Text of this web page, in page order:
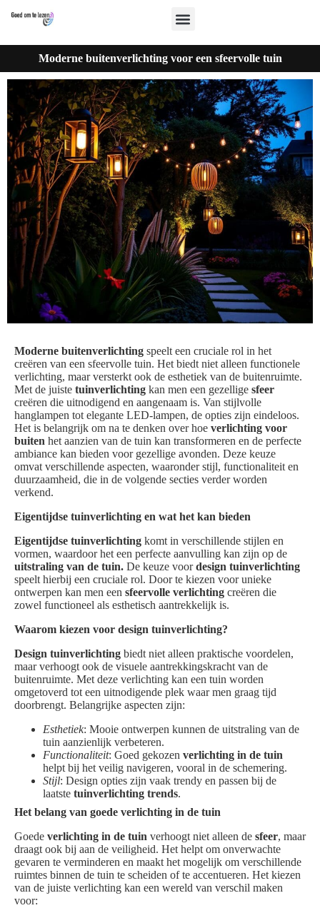
Moderne buitenverlichting voor een sfeervolle tuin
Moderne buitenverlichting speelt een cruciale rol in het
creëren van een sfeervolle tuin. Het biedt niet alleen functionele
verlichting, maar versterkt ook de esthetiek van de buitenruimte.
Met de juiste tuinverlichting kan men een gezellige sfeer
creëren die uitnodigend en aangenaam is. Van stijlvolle
hanglampen tot elegante LED-lampen, de opties zijn eindeloos.
Het is belangrijk om na te denken over hoe verlichting voor
buiten het aanzien van de tuin kan transformeren en de perfecte
ambiance kan bieden voor gezellige avonden. Deze keuze
omvat verschillende aspecten, waaronder stijl, functionaliteit en
duurzaamheid, die in de volgende secties verder worden
verkend.
Eigentijdse tuinverlichting en wat het kan bieden
Eigentijdse tuinverlichting komt in verschillende stijlen en
vormen, waardoor het een perfecte aanvulling kan zijn op de
uitstraling van de tuin. De keuze voordesign tuinverlichting
speelt hierbij een cruciale rol. Door te kiezen voor unieke
ontwerpen kan men een sfeervolle verlichting creëren die
zowel functioneel als esthetisch aantrekkelijk is.
Waarom kiezen voor design tuinverlichting?
Design tuinverlichting biedt niet alleen praktische voordelen,
maar verhoogt ook de visuele aantrekkingskracht van de
buitenruimte. Met deze verlichting kan een tuin worden
omgetoverd tot een uitnodigende plek waar men graag tijd
doorbrengt. Belangrijke aspecten zijn:
Esthetiek: Mooie ontwerpen kunnen de uitstraling van de
tuin aanzienlijk verbeteren.
Functionaliteit: Goed gekozen verlichting in de tuin
helpt bij het veilig navigeren, vooral in de schemering.
Stijl: Design opties zijn vaak trendy en passen bij de
laatste tuinverlichting trends.
Het belang van goede verlichting in de tuin
Goede verlichting in de tuin verhoogt niet alleen de sfeer, maar
draagt ook bij aan de veiligheid. Het helpt om onverwachte
gevaren te verminderen en maakt het mogelijk om verschillende
ruimtes binnen de tuin te scheiden of te accentueren. Het kiezen
van de juiste verlichting kan een wereld van verschil maken
voor: